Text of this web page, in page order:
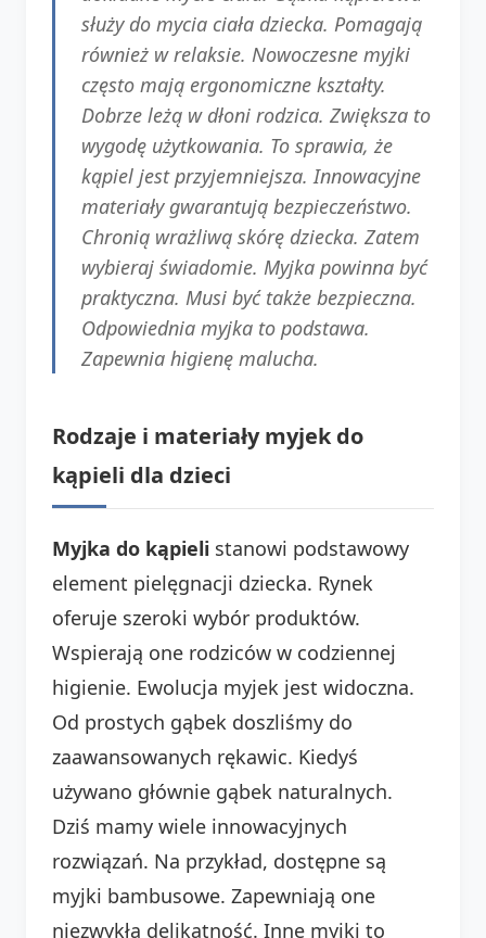
służy do mycia ciała dziecka. Pomagają
również w relaksie. Nowoczesne myjki
często mają ergonomiczne kształty.
Dobrze leżą w dłoni rodzica. Zwiększa to
wygodę użytkowania. To sprawia, że
kąpiel jest przyjemniejsza. Innowacyjne
materiały gwarantują bezpieczeństwo.
Chronią wrażliwą skórę dziecka. Zatem
wybieraj świadomie. Myjka powinna być
praktyczna. Musi być także bezpieczna.
Odpowiednia myjka to podstawa.
Zapewnia higienę malucha.
Rodzaje i materiały myjek do
kąpieli dla dzieci
Myjka do kąpieli stanowi podstawowy
element pielęgnacji dziecka. Rynek
oferuje szeroki wybór produktów.
Wspierają one rodziców w codziennej
higienie. Ewolucja myjek jest widoczna.
Od prostych gąbek doszliśmy do
zaawansowanych rękawic. Kiedyś
używano głównie gąbek naturalnych.
Dziś mamy wiele innowacyjnych
rozwiązań. Na przykład, dostępne są
myjki bambusowe. Zapewniają one
niezwykłą delikatność. Inne myjki to